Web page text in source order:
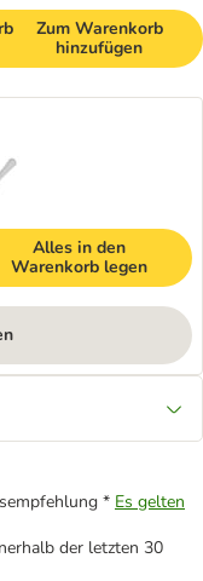
Zum Warenkorb
hinzufügen
Alles in den
Warenkorb legen
* Es gelten
der letzten 30